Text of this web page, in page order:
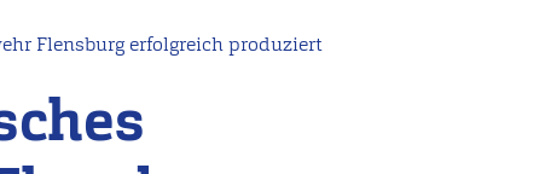
in
Flensburg erfolgreich produziert